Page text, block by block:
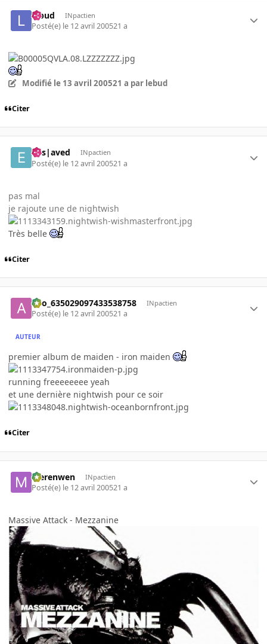
lebud INpactien
Posté(e) le 12 avril 200521 a
Modifié le 13 avril 200521 a par lebud
Citer
Ens|aved INpactien
Posté(e) le 12 avril 200521 a
pas mal
je rajoute une de nightwish
Très belle
Citer
ano_635029097433538758 INpactien
Posté(e) le 12 avril 200521 a
AUTEUR
premier album de maiden - iron maiden
running freeeeeeee yeah
et une dernière nightwish pour ce soir
Citer
Merenwen INpactien
Posté(e) le 12 avril 200521 a
Massive Attack - Mezzanine